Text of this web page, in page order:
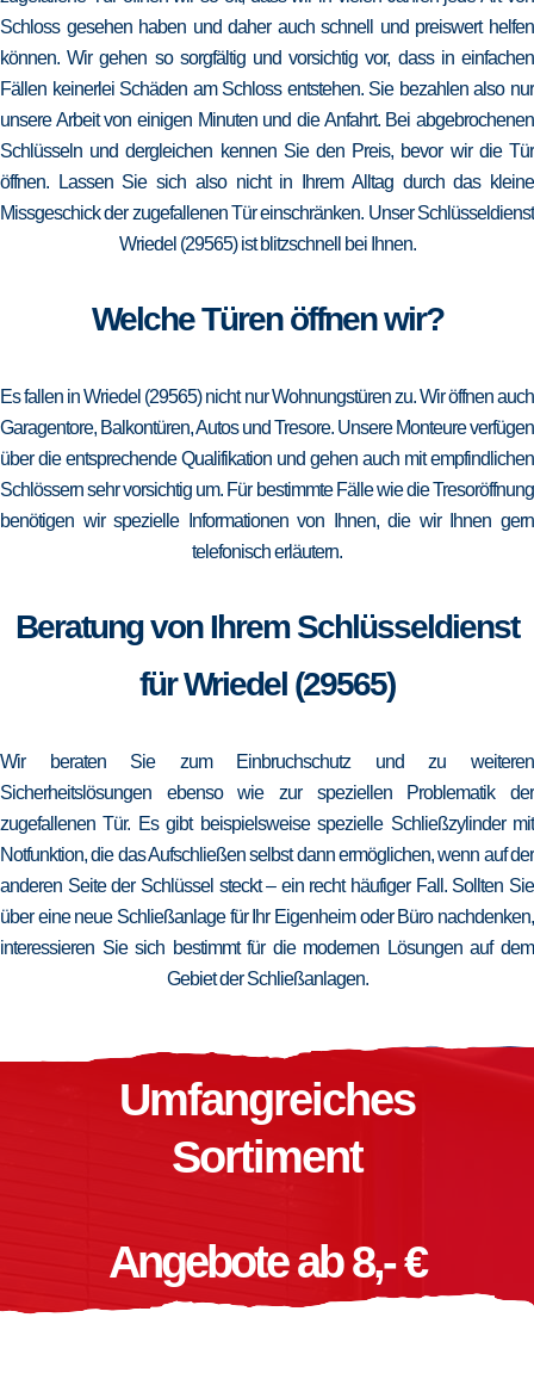
Schloss gesehen haben und daher auch schnell und preiswert helfen
können. Wir gehen so sorgfältig und vorsichtig vor, dass in einfachen
Fällen keinerlei Schäden am Schloss entstehen. Sie bezahlen also nur
unsere Arbeit von einigen Minuten und die Anfahrt. Bei abgebrochenen
Schlüsseln und dergleichen kennen Sie den Preis, bevor wir die Tür
öffnen. Lassen Sie sich also nicht in Ihrem Alltag durch das kleine
Missgeschick der zugefallenen Tür einschränken. Unser Schlüsseldienst
Wriedel (29565) ist blitzschnell bei Ihnen.
Welche Türen öffnen wir?
Es fallen in Wriedel (29565) nicht nur Wohnungstüren zu. Wir öffnen auch
Garagentore, Balkontüren, Autos und Tresore. Unsere Monteure verfügen
über die entsprechende Qualifikation und gehen auch mit empfindlichen
Schlössern sehr vorsichtig um. Für bestimmte Fälle wie die Tresoröffnung
benötigen wir spezielle Informationen von Ihnen, die wir Ihnen gern
telefonisch erläutern.
Beratung von Ihrem Schlüsseldienst
für Wriedel (29565)
Wir beraten Sie zum Einbruchschutz und zu weiteren
Sicherheitslösungen ebenso wie zur speziellen Problematik der
zugefallenen Tür. Es gibt beispielsweise spezielle Schließzylinder mit
Notfunktion, die das Aufschließen selbst dann ermöglichen, wenn auf der
anderen Seite der Schlüssel steckt – ein recht häufiger Fall. Sollten Sie
über eine neue Schließanlage für Ihr Eigenheim oder Büro nachdenken,
interessieren Sie sich bestimmt für die modernen Lösungen auf dem
Gebiet der Schließanlagen.
Umfangreiches
Sortiment
Angebote ab 8,- €